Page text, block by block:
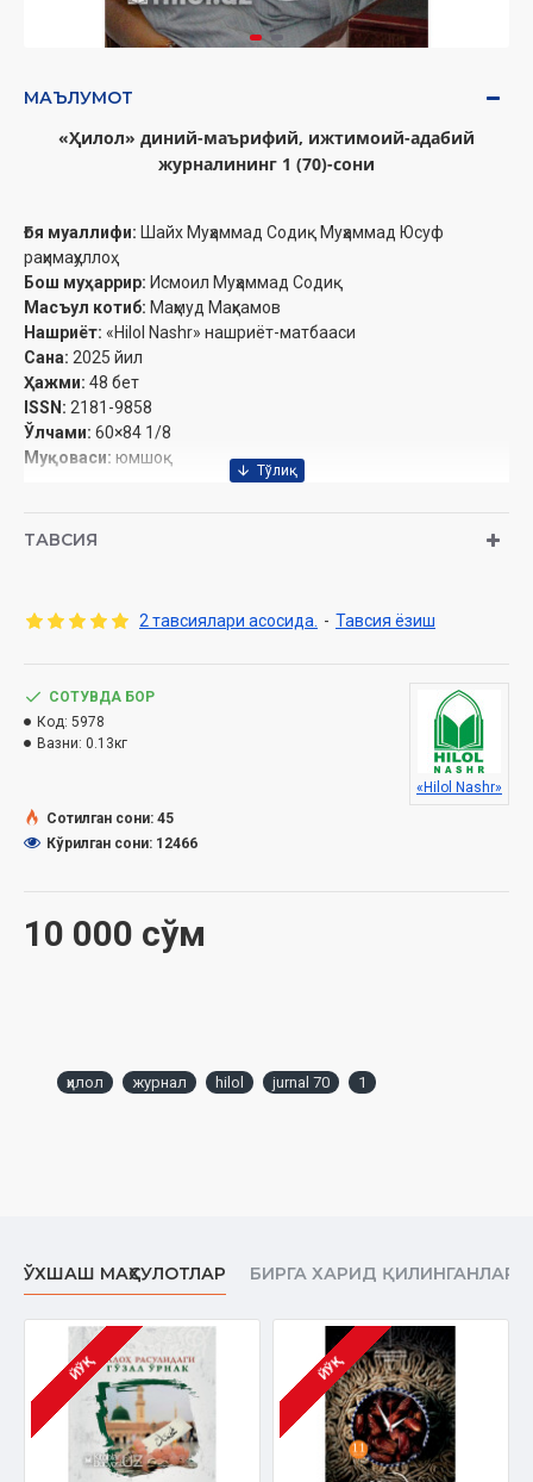
МАЪЛУМОТ
«Ҳилол» диний-маърифий, ижтимоий-адабий
журналининг 1 (70)-сони
Ғоя муаллифи: Шайх Муҳаммад Содиқ Муҳаммад Юсуф
раҳимаҳуллоҳ
Бош муҳаррир: Исмоил Муҳаммад Содиқ
Масъул котиб: Маҳмуд Маҳкамов
Нашриёт: «Hilol Nashr» нашриёт-матбааси‎
Сана: 2025 йил
Ҳажми: 48 бет‎
ISSN: 2181-9858
Ўлчами: 60×84 1/8
Муқоваси: юмшоқ
2025 йил 8 июлдаги 03-07/4102-сонли хулосаси асосида
Эслатиб ўтамиз, журналга обуна хизмати бор:
УШБУ СОНДА
ҲАДИС ВА ҲАЁТ Мадинада бошланган китоб
МАЪЛУМОТХОНА Рақамлар сўзлаганда
АҚИЙДАТУТ-ТАҲОВИЯ 21 кунда ёзилган китоб
РУҲИЙ ТАРБИЯ Бир умрлик йўриқнома
ИСЛОМ ТАРИХИ Мозий чархпалаги
ОДОБЛАР ХАЗИНАСИ Бухорийнинг ноёб мероси
КИТОБ ИБРАТИ Яхшилик топсангиз, баҳам кўринг
МУХЛИСДАН МАКТУБ Умримиз сўнгигача кифоя асар
ТАВСИЯ
2 тавсиялари асосида. - Тавсия ёзиш
10 000 сўм
СОТУВДА БОР
Код: 5978
Вазни: 0.13кг
«Hilol Nashr»
Сотилган сони: 45
Кўрилган сони: 12466
ҳилол журнал hilol jurnal 70 1
ЎХШАШ МАҲСУЛОТЛАР БИРГА ХАРИД ҚИЛИНГАНЛАР
ЙЎҚ ЙЎҚ